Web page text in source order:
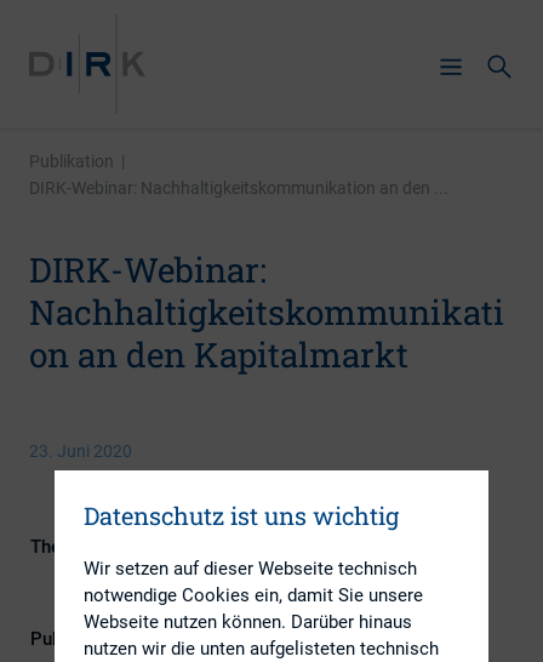
Publikation |
DIRK-Webinar: Nachhaltigkeitskommunikation an den ...
DIRK-Webinar:
Nachhaltigkeitskommunikati
on an den Kapitalmarkt
23. Juni 2020
Themengebiete
Nachhaltigkeit & Governance), IR-
Kompetenz
Publikationsform
DIRK-Publikationen
Datenschutz ist uns wichtig
Wir setzen auf dieser Webseite technisch
notwendige Cookies ein, damit Sie unsere
Webseite nutzen können. Darüber hinaus
nutzen wir die unten aufgelisteten technisch